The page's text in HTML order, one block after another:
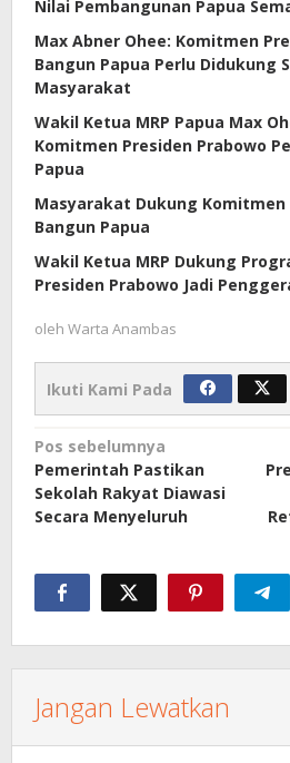
Nilai Pembangunan Papua
Max Abner Ohee: Komitmen
Bangun Papua Perlu Didukung
Masyarakat
Wakil Ketua MRP Papua Max
Komitmen Presiden Prabowo
Papua
Masyarakat Dukung Komitmen
Bangun Papua
Wakil Ketua MRP Dukung
Presiden Prabowo Jadi
oleh Warta Anambas
Ikuti Kami Pada
Navigasi
pos
Pos sebelumnya
Pemerintah Pastikan
Sekolah Rakyat Diawasi
Secara Menyeluruh
Jangan Lewatkan